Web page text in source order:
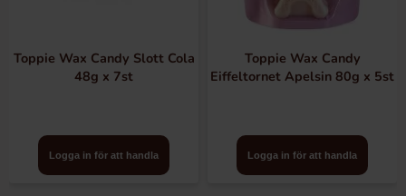
Toppie Wax Candy Slott Cola
48g x 7st
Logga in för att handla
Toppie Wax Candy
Eiffeltornet Apelsin 80g x 5st
Logga in för att handla